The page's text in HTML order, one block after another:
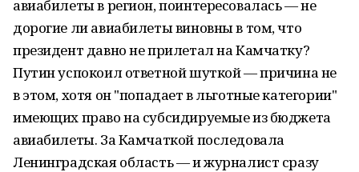
авиабилеты в регион, поинтересовалась — не
дорогие ли авиабилеты виновны в том, что
президент давно не прилетал на Камчатку?
Путин успокоил ответной шуткой — причина не
в этом, хотя он "попадает в льготные категории"
имеющих право на субсидируемые из бюджета
авиабилеты. За Камчаткой последовала
Ленинградская область — и журналист сразу